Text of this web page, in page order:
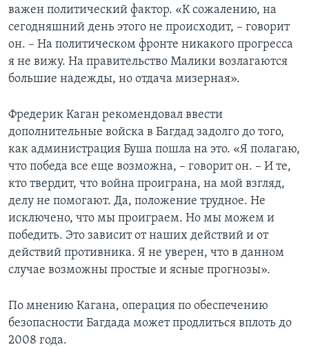
важен политический фактор. «К сожалению, на
сегодняшний день этого не происходит, – говорит
он. – На политическом фронте никакого прогресса
я не вижу. На правительство Малики возлагаются
большие надежды, но отдача мизерная».
Фредерик Каган рекомендовал ввести
дополнительные войска в Багдад задолго до того,
как администрация Буша пошла на это. «Я полагаю,
что победа все еще возможна, – говорит он. – И те,
кто твердит, что война проиграна, на мой взгляд,
делу не помогают. Да, положение трудное. Не
исключено, что мы проиграем. Но мы можем и
победить. Это зависит от наших действий и от
действий противника. Я не уверен, что в данном
случае возможны простые и ясные прогнозы».
По мнению Кагана, операция по обеспечению
безопасности Багдада может продлиться вплоть до
2008 года.